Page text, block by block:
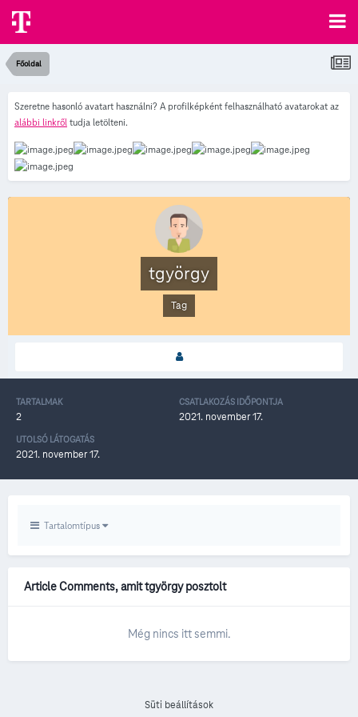
Főoldal
Szeretne hasonló avatart használni? A profilképként felhasználható avatarokat az
alábbi linkről tudja letölteni.
tgyörgy
Tag
TARTALMAK
2
CSATLAKOZÁS IDŐPONTJA
2021. november 17.
UTOLSÓ LÁTOGATÁS
2021. november 17.
Tartalomtípus
Article Comments, amit tgyörgy posztolt
Még nincs itt semmi.
Süti beállítások